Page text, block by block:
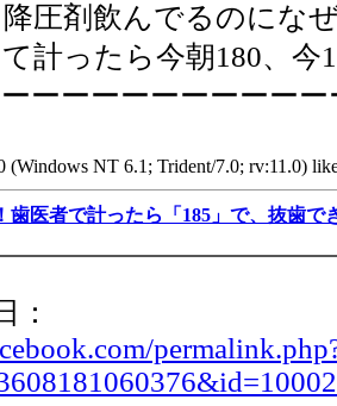
圧剤飲んでるのにな
計ったら今朝180、今
ーーーーーーーーー
(Windows NT 6.1; Trident/7.0; rv:11.0)
歯医者で計ったら「185」で、抜歯
：